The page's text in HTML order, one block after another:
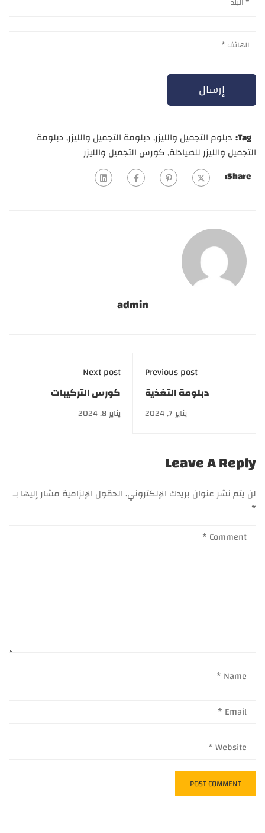
Tag: دبلوم التجميل والليزر,دبلومة التجميل والليزر,دبلومة
التجميل والليزر للصيادلة, كورس التجميل والليزر
Share:
admin
Previous post
دبلومة التغذية
العلاجية الشاملة|
Diploma in
يناير 7, 2024
Next post
كورس التركيبات
الصيدلانية بخصم يصل
إلى 50%
يناير 8, 2024
Leave A Reply
لن يتم نشر عنوان بريدك الإلكتروني.الحقول الإلزامية مشار إليها بـ
*